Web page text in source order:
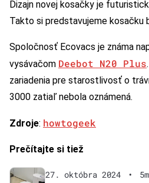
Dizajn novej kosačky je
Takto si predstavujeme kosačku
Spoločnosť Ecovacs je známa
vysávačom Deebot N20 Plus
zariadenia pre starostlivosť o
3000 zatiaľ nebola oznámená.
Zdroje: howtogeek
Prečítajte si tiež
27. októbra 2024 •
5m